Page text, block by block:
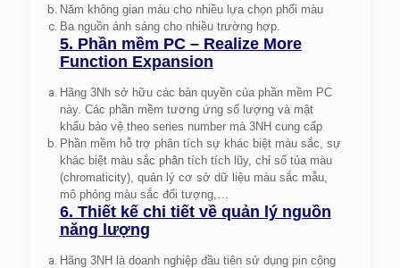
Năm không gian màu cho nhiều lựa chọn phối màu
Ba nguồn ánh sáng cho nhiều trường hợp.
5. Phần mềm PC – Realize More
Function Expansion
Hãng 3Nh sở hữu các bản quyền của phần mềm PC
này. Các phần mềm tương ứng số lượng và mật
khẩu bảo vệ theo series number mà 3NH cung cấp
Phần mềm hỗ trợ phân tích sự khác biệt màu sắc, sự
khác biệt màu sắc phân tích tích lũy, chỉ số tủa màu
(chromaticity), quản lý cơ sở dữ liệu màu sắc mẫu,
mô phỏng màu sắc đối tượng,…
6. Thiết kế chi tiết về quản lý nguồn
năng lượng
Hãng 3NH là doanh nghiệp đầu tiên sử dụng pin công